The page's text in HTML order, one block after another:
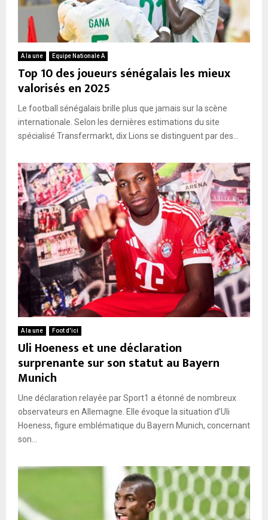
A la une Equipe Nationale A
Top 10 des joueurs sénégalais les mieux
valorisés en 2025
Le football sénégalais brille plus que jamais sur la scène
internationale. Selon les dernières estimations du site
spécialisé Transfermarkt, dix Lions se distinguent par des...
A la une Foot d'ici
Uli Hoeness et une déclaration
surprenante sur son statut au Bayern
Munich
Une déclaration relayée par Sport1 a étonné de nombreux
observateurs en Allemagne. Elle évoque la situation d’Uli
Hoeness, figure emblématique du Bayern Munich, concernant
son...